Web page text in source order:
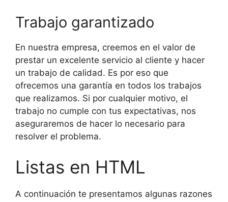
Trabajo garantizado
En nuestra empresa, creemos en el valor de
prestar un excelente servicio al cliente y hacer
un trabajo de calidad. Es por eso que
ofrecemos una garantía en todos los trabajos
que realizamos. Si por cualquier motivo, el
trabajo no cumple con tus expectativas, nos
aseguraremos de hacer lo necesario para
resolver el problema.
Listas en HTML
A continuación te presentamos algunas razones